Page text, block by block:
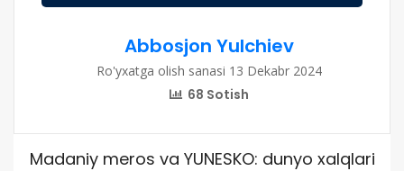
Abbosjon Yulchiev
Ro'yxatga olish sanasi 13 Dekabr 2024
68 Sotish
Madaniy meros va YUNESKO: dunyo xalqlari